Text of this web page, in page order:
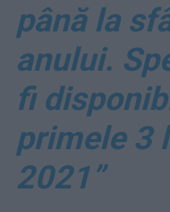
până la
anului.
fi
primele 3
2021”